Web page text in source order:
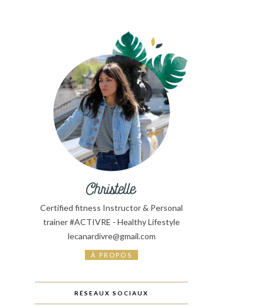
Certified fitness Instructor & Personal
trainer #ACTIVRE - Healthy Lifestyle
lecanardivre@gmail.com
À PROPOS
RÉSEAUX SOCIAUX